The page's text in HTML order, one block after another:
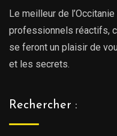
Le meilleur de
professionnels réactifs,
se feront un plaisir de
et les secrets.
Rechercher :